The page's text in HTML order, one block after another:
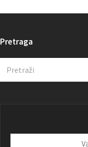
Pretraga